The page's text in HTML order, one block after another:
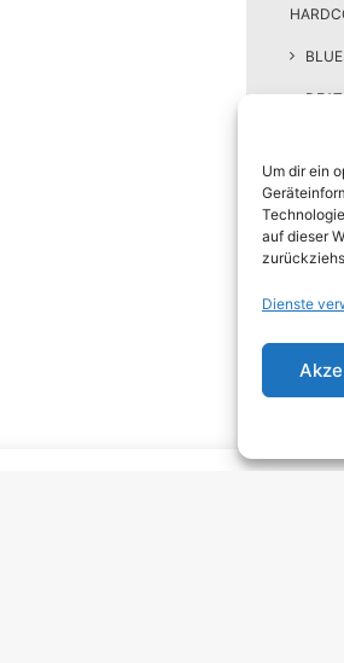
Um dir ein
auf dieser
Dienste
DJENT
EMO
EMO